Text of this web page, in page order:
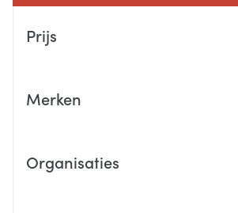
Prijs
Merken
Organisaties